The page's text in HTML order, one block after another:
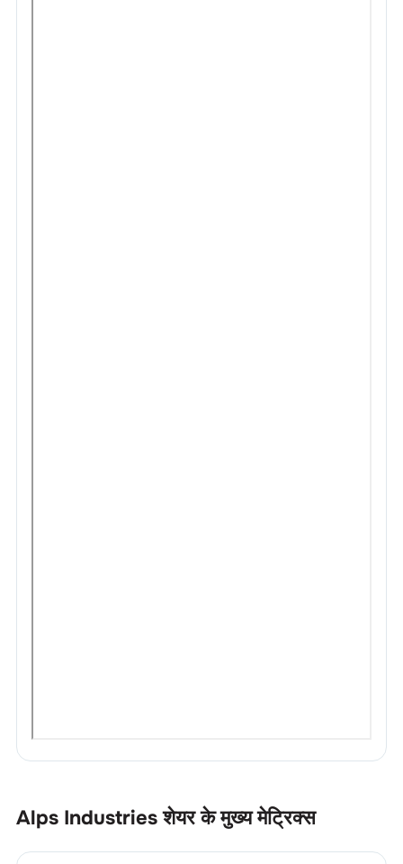
Alps Industries शेयर के मुख्य मेट्रिक्स